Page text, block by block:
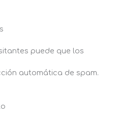
puede que los
automática de spam.